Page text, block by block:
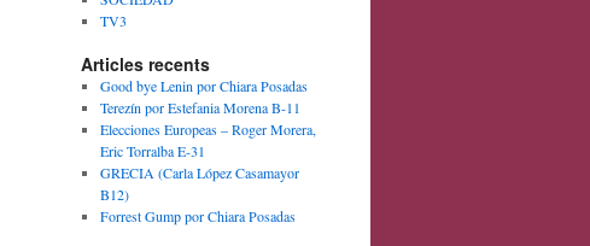
TV3
Articles recents
Good bye Lenin por Chiara Posadas
Terezín por Estefania Morena B-11
Elecciones Europeas – Roger Morera,
Eric Torralba E-31
GRECIA (Carla López Casamayor
B12)
Forrest Gump por Chiara Posadas